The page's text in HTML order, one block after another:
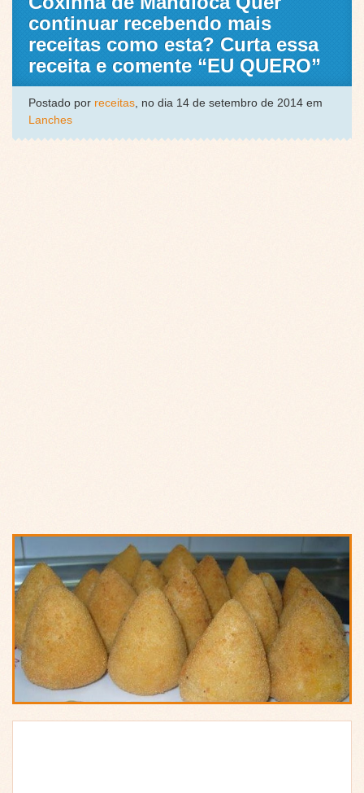
continuar recebendo mais
receitas como esta? Curta essa
receita e comente “EU QUERO”
Postado por receitas, no dia 14 de setembro de 2014 em
Lanches